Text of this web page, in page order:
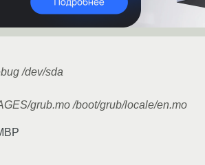
/dev/sda
grub.mo /boot/grub/locale/en.mo